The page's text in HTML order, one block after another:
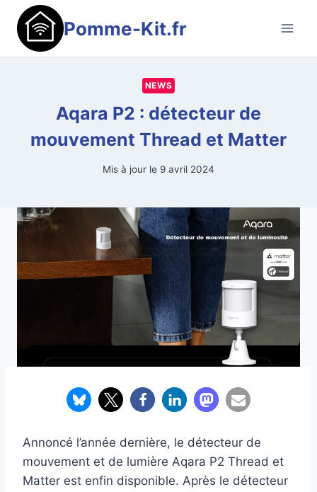
Aller
contenu
Pomme-Kit.fr
NEWS
Aqara P2 : détecteur de
mouvement Thread et Matter
Mis à jour le 9 avril 2024
Annoncé l’année dernière, le détecteur de
mouvement et de lumière Aqara P2 Thread et
Matter est enfin disponible. Après le détecteur